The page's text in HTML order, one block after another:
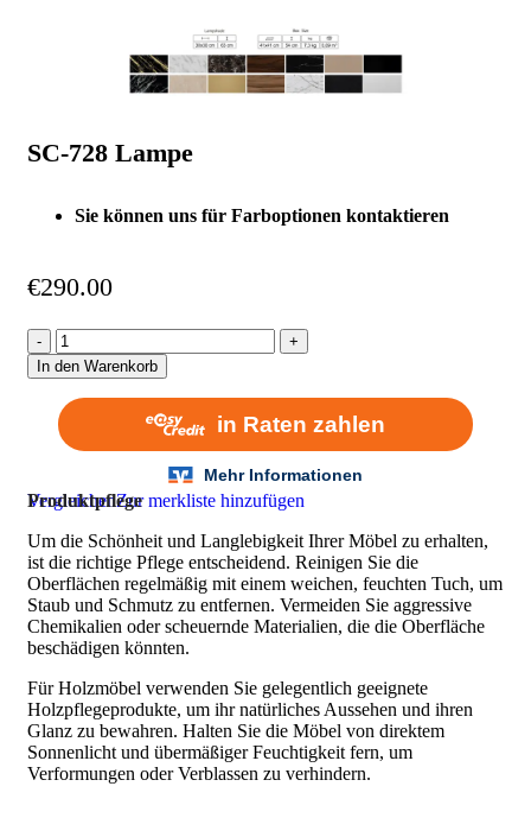
SC-728 Lampe
Sie können uns für Farboptionen kontaktieren
€290.00
In den Warenkorb
VergleichenZur merkliste hinzufügen
Produktpflege
Um die Schönheit und Langlebigkeit Ihrer Möbel zu erhalten,
ist die richtige Pflege entscheidend. Reinigen Sie die
Oberflächen regelmäßig mit einem weichen, feuchten Tuch, um
Staub und Schmutz zu entfernen. Vermeiden Sie aggressive
Chemikalien oder scheuernde Materialien, die die Oberfläche
beschädigen könnten.
Für Holzmöbel verwenden Sie gelegentlich geeignete
Holzpflegeprodukte, um ihr natürliches Aussehen und ihren
Glanz zu bewahren. Halten Sie die Möbel von direktem
Sonnenlicht und übermäßiger Feuchtigkeit fern, um
Verformungen oder Verblassen zu verhindern.